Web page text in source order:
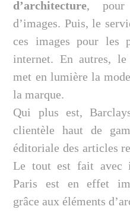
d’architecture, pour
d’images. Puis, le
ces images pour les
internet. En autres, le
met en lumière la
la marque.
Qui plus est,
clientèle haut de
éditoriale des articles
Le tout est fait avec
Paris est en effet
grâce aux éléments